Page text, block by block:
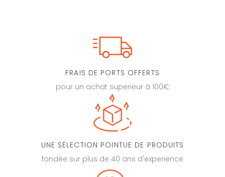
FRAIS DE PORTS OFFERTS
pour un achat superieur à 100€
UNE SÉLECTION POINTUE DE PRODUITS
fondée sur plus de 40 ans d'experience